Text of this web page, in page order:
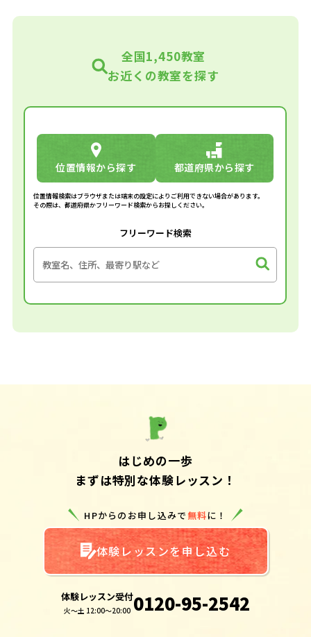
全国1,450教室
お近くの教室を探す
位置情報から探す 都道府県から探す
位置情報検索はブラウザまたは端末の設定によりご利用できない場合があります。
その際は、都道府県かフリーワード検索からお探しください。
フリーワード検索
はじめの一歩
まずは特別な体験レッスン！
HPからのお申し込みで無料に！
体験レッスンを申し込む
体験レッスン受付
火～土 12:00～20:00 0120-95-2542